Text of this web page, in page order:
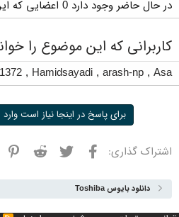
در حال حاضر وجود دارد 0 اعضایی که این موضوع را مشاهده می کنند
کاربرانی که این موضوع را
Asa
,
arash-np
,
Hamidsayadi
,
برای پاسخ در اینجا نیاز است
اشتراک گذاری: فیسبوک توییتر ردیت
دانلود بایوس Toshiba